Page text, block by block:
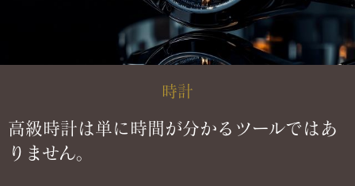
時計
高級時計は単に時間が分かるツールではあ
りません。